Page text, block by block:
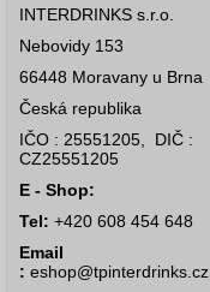
INTERDRINKS s.r.o.
Nebovidy 153
66448 Moravany u Brna
Česká republika
IČO : 25551205, DIČ :
CZ25551205
E - Shop:
Tel: +420 608 454 648
Email
: eshop@tpinterdrinks.cz